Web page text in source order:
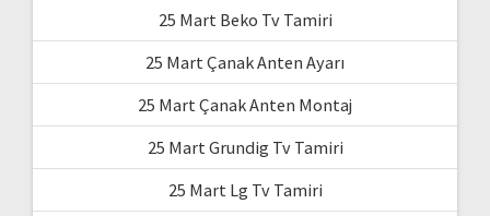
25 Mart Beko Tv Tamiri
25 Mart Çanak Anten Ayarı
25 Mart Çanak Anten Montaj
25 Mart Grundig Tv Tamiri
25 Mart Lg Tv Tamiri